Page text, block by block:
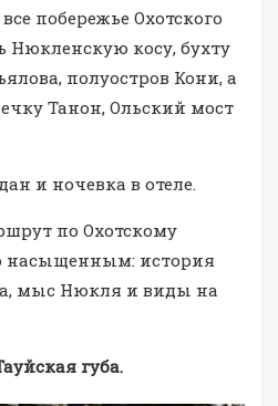
побережье Охотского
Нюкленскую косу, бухту
полуостров Кони, а
Танон, Ольский мост
и ночевка в отеле.
по Охотскому
насыщенным: история
мыс Нюкля и виды на
губа.